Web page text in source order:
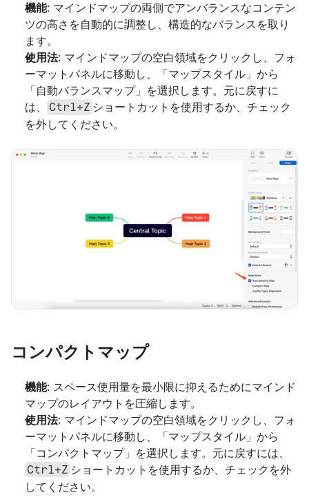
機能: マインドマップの両側でアンバランスなコンテン
ツの高さを自動的に調整し、構造的なバランスを取り
ます。
使用法: マインドマップの空白領域をクリックし、フォ
ーマットパネルに移動し、「マップスタイル」から
「自動バランスマップ」を選択します。元に戻すに
は、
Ctrl+Z ショートカットを使用するか、チェック
を外してください。
コンパクトマップ
機能: スペース使用量を最小限に抑えるためにマインド
マップのレイアウトを圧縮します。
使用法: マインドマップの空白領域をクリックし、フォ
ーマットパネルに移動し、「マップスタイル」から
「コンパクトマップ」を選択します。元に戻すには、
Ctrl+Z ショートカットを使用するか、チェックを外
してください。